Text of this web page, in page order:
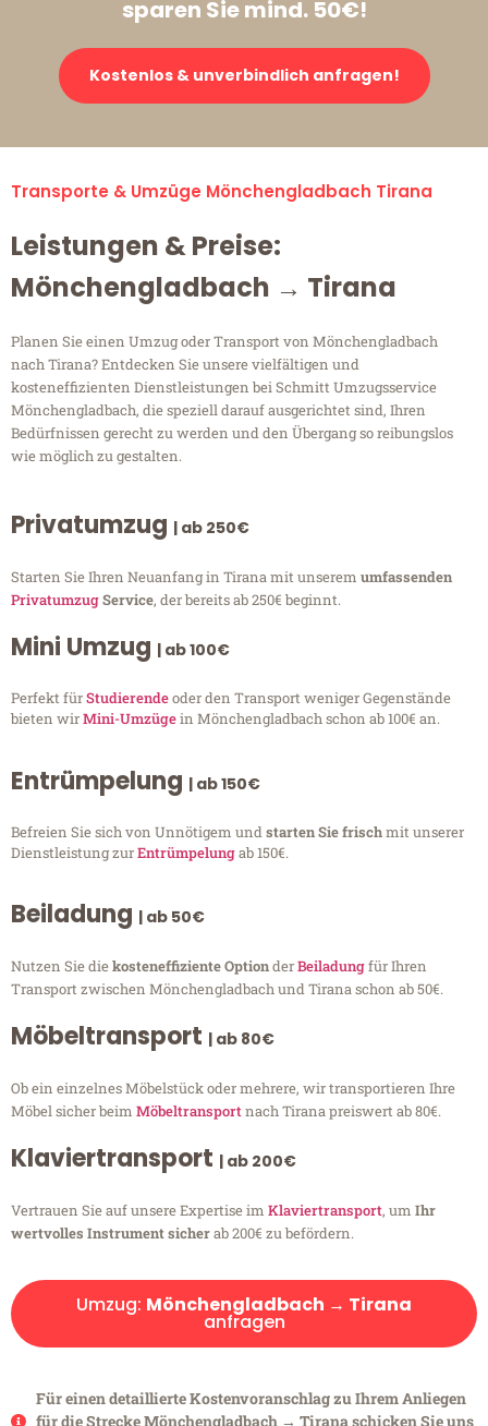
sparen Sie mind. 50€!
Kostenlos & unverbindlich anfragen!
Transporte & Umzüge Mönchengladbach Tirana
Leistungen & Preise:
Mönchengladbach → Tirana
Planen Sie einen Umzug oder Transport von Mönchengladbach
nach Tirana? Entdecken Sie unsere vielfältigen und
kosteneffizienten Dienstleistungen bei Schmitt Umzugsservice
Mönchengladbach, die speziell darauf ausgerichtet sind, Ihren
Bedürfnissen gerecht zu werden und den Übergang so reibungslos
wie möglich zu gestalten.
Privatumzug | ab 250€
Starten Sie Ihren Neuanfang in Tirana mit unserem umfassenden
PrivatumzugService, der bereits ab 250€ beginnt.
Mini Umzug | ab 100€
Perfekt fürStudierendeoder den Transport weniger Gegenstände
bieten wirMini-Umzügein Mönchengladbach schon ab 100€ an.
Entrümpelung | ab 150€
Befreien Sie sich von Unnötigem undstarten Sie frischmit unserer
Dienstleistung zurEntrümpelungab 150€.
Beiladung | ab 50€
Nutzen Sie diekosteneffiziente OptionderBeiladungfür Ihren
Transport zwischen Mönchengladbach und Tirana schon ab 50€.
Möbeltransport | ab 80€
Ob ein einzelnes Möbelstück oder mehrere, wir transportieren Ihre
Möbel sicher beim Möbeltransportnach Tirana preiswert ab 80€.
Klaviertransport | ab 200€
Vertrauen Sie auf unsere Expertise im Klaviertransport, um Ihr
wertvolles Instrument sicherab 200€ zu befördern.
Umzug: Mönchengladbach → Tirana
anfragen
Für einen detaillierte Kostenvoranschlag zu Ihrem Anliegen
für die Strecke Mönchengladbach → Tirana schicken Sie uns